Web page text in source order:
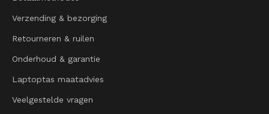
Verzending & bezorging
Retourneren & ruilen
Onderhoud & garantie
Laptoptas maatadvies
Veelgestelde vragen